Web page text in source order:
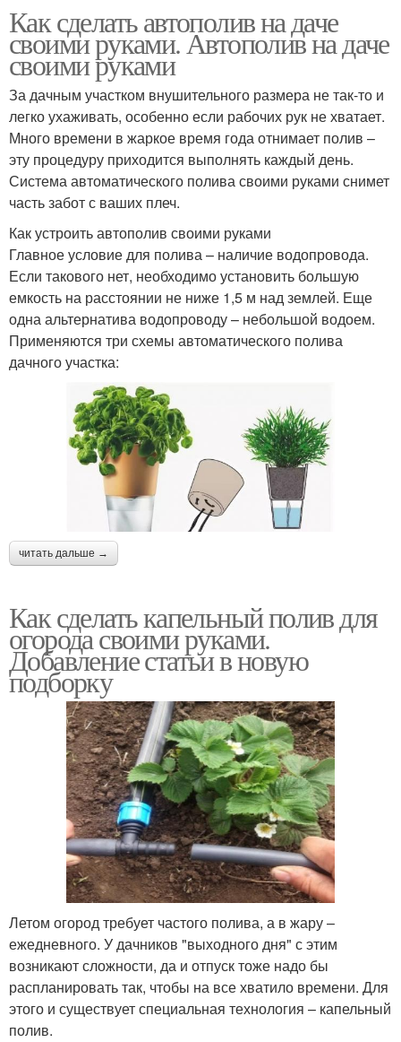
Как сделать автополив на даче
своими руками. Автополив на даче
своими руками
За дачным участком внушительного размера не так-то и
легко ухаживать, особенно если рабочих рук не хватает.
Много времени в жаркое время года отнимает полив –
эту процедуру приходится выполнять каждый день.
Система автоматического полива своими руками снимет
часть забот с ваших плеч.
Как устроить автополив своими руками
Главное условие для полива – наличие водопровода.
Если такового нет, необходимо установить большую
емкость на расстоянии не ниже 1,5 м над землей. Еще
одна альтернатива водопроводу – небольшой водоем.
Применяются три схемы автоматического полива
дачного участка:
читать дальше →
Как сделать капельный полив для
огорода своими руками.
Добавление статьи в новую
подборку
Летом огород требует частого полива, а в жару –
ежедневного. У дачников "выходного дня" с этим
возникают сложности, да и отпуск тоже надо бы
распланировать так, чтобы на все хватило времени. Для
этого и существует специальная технология – капельный
полив.